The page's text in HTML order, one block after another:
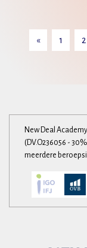
« 1 2
New Deal
(DV.O236056 -
meerdere